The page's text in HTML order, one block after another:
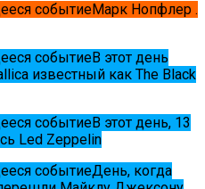
событиеМарк Нопфлер .
событиеВ этот день
известный как The Black
событиеВ этот день, 13
Led Zeppelin
событиеДень, когда